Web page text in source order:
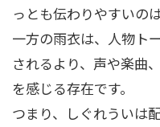
っとも伝わりやすいの
一方の雨衣は、人物ト
されるより、声や楽曲
を感じる存在です。
つまり、しぐれういは